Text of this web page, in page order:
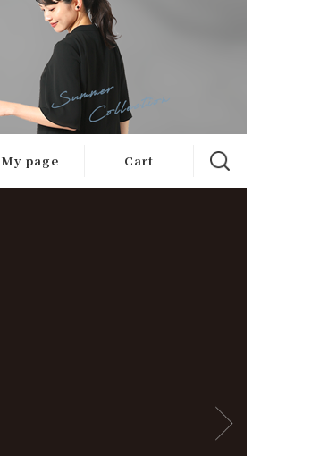
My page Cart